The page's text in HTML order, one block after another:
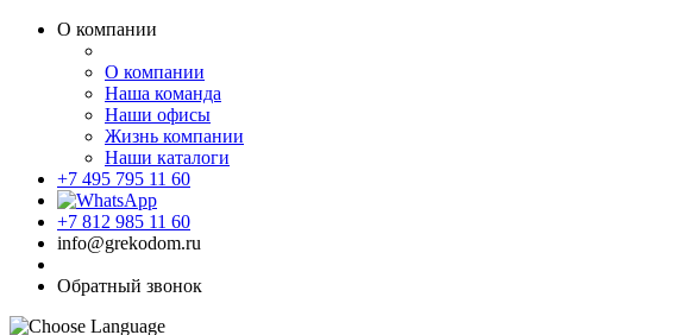
О компании
О компании
Наша команда
Наши офисы
Жизнь компании
Наши каталоги
+7 495 795 11 60
+7 812 985 11 60
info@grekodom.ru
Обратный звонок